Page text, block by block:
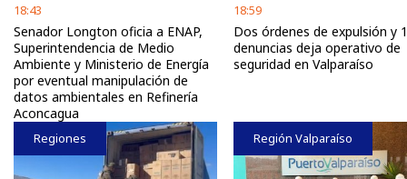
18:43
Senador Longton oficia a ENAP,
Superintendencia de Medio
Ambiente y Ministerio de Energía
por eventual manipulación de
datos ambientales en Refinería
Aconcagua
18:59
Dos órdenes de expulsión y
denuncias deja operativo de
seguridad en Valparaíso
Regiones Región Valparaíso